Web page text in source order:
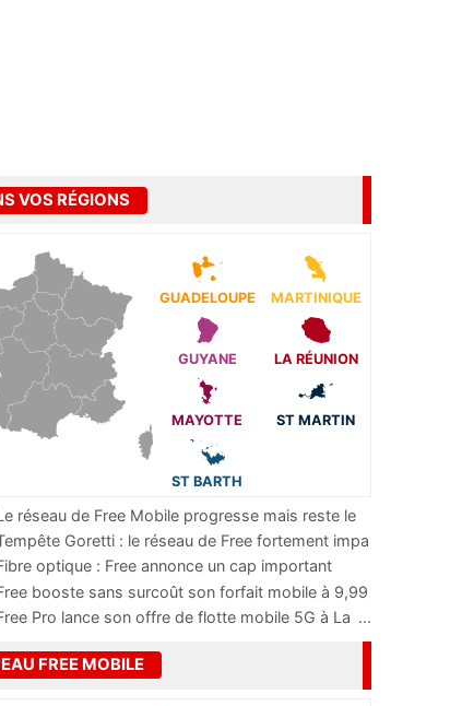
VOS RÉGIONS
GUADELOUPE MARTINIQUE
GUYANE LA RÉUNION
MAYOTTE ST MARTIN
ST BARTH
réseau de Free Mobile progresse mais reste le
...
Goretti : le réseau de Free fortement impa
optique : Free annonce un cap important
...
booste sans surcoût son forfait mobile à 9,99
Pro lance son offre de flotte mobile 5G à La ...
FREE MOBILE